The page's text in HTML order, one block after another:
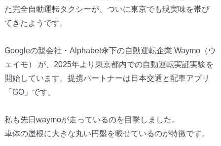
た完全自動運転タクシーが、 ついに東京でも現実味を帯び
てきたようです。
Googleの親会社・Alphabet傘下の自動運転企業 Waymo（ウ
ェイモ） が、 2025年より東京都内での自動運転実証実験を
開始しています。 提携パートナーは日本交通と配車アプリ
「GO」です。
私も先日waymoが走っているのを目撃しました。
車体の屋根に大きな丸い円盤を載せているのが特徴です。